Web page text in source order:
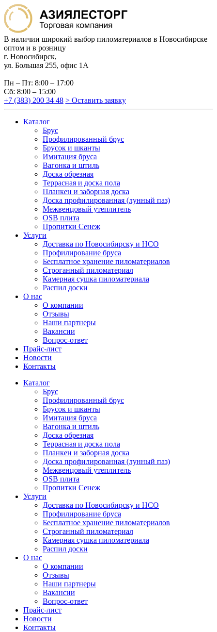
В наличии широкий выбор пиломатериалов в Новосибирске
оптом и в розницу
г. Новосибирск,
ул. Большая 255, офис 1А
Пн – Пт: 8:00 – 17:00
Сб: 8:00 – 15:00
+7 (383) 200 34 48 > Оставить заявку
Каталог
Брус
Профилированный брус
Брусок и шканты
Имитация бруса
Вагонка и штиль
Доска обрезная
Террасная и доска пола
Планкен и заборная доска
Доска профилированная (лунный паз)
Межвенцовый утеплитель
OSB плита
Пропитки Сенеж
Услуги
Доставка по Новосибирску и НСО
Профилирование бруса
Бесплатное хранение пиломатериалов
Строганный пиломатериал
Камерная сушка пиломатериала
Распил доски
О нас
О компании
Отзывы
Наши партнеры
Вакансии
Вопрос-ответ
Прайс-лист
Новости
Контакты
Каталог
Брус
Профилированный брус
Брусок и шканты
Имитация бруса
Вагонка и штиль
Доска обрезная
Террасная и доска пола
Планкен и заборная доска
Доска профилированная (лунный паз)
Межвенцовый утеплитель
OSB плита
Пропитки Сенеж
Услуги
Доставка по Новосибирску и НСО
Профилирование бруса
Бесплатное хранение пиломатериалов
Строганный пиломатериал
Камерная сушка пиломатериала
Распил доски
О нас
О компании
Отзывы
Наши партнеры
Вакансии
Вопрос-ответ
Прайс-лист
Новости
Контакты